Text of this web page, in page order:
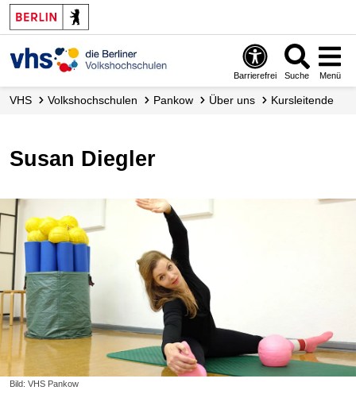
Barrierefrei Suche Menü
VHS Volks­hochschulen Pankow Über uns Kursleitende
Susan Diegler
Bild: VHS Pankow